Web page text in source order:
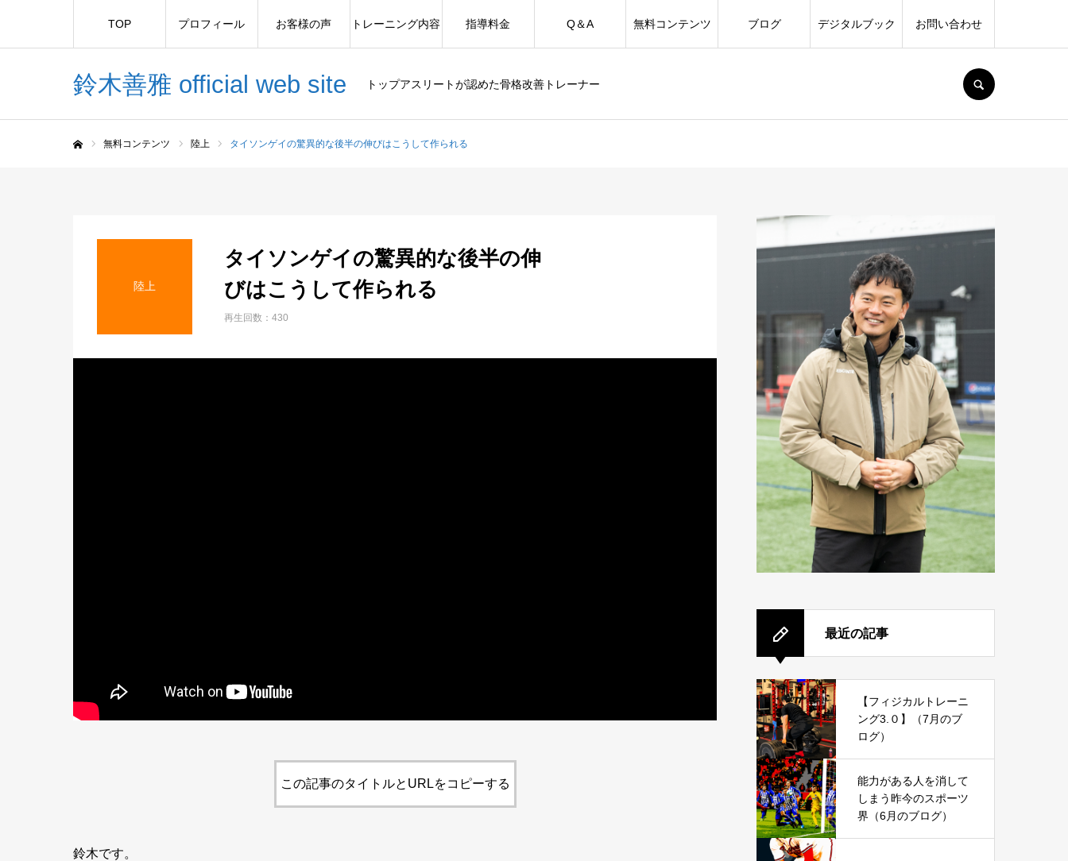
鈴木善雅 official web site トップアスリートが認めた骨格改善トレーナー
TOP プロフィール お客様の声 トレーニング内容 指導料金 Q＆A 無料コンテンツ ブログ デジタルブック お問い合わせ
無料コンテンツ 陸上 タイソンゲイの驚異的な後半の伸びはこうして作られる
陸上
タイソンゲイの驚異的な後半の伸
びはこうして作られる
再生回数：430
この記事のタイトルとURLをコピーする
鈴木です。
最近の記事
【フィジカルトレーニ
ング3.０】（7月のブ
ログ）
能力がある人を消して
しまう昨今のスポーツ
界（6月のブログ）